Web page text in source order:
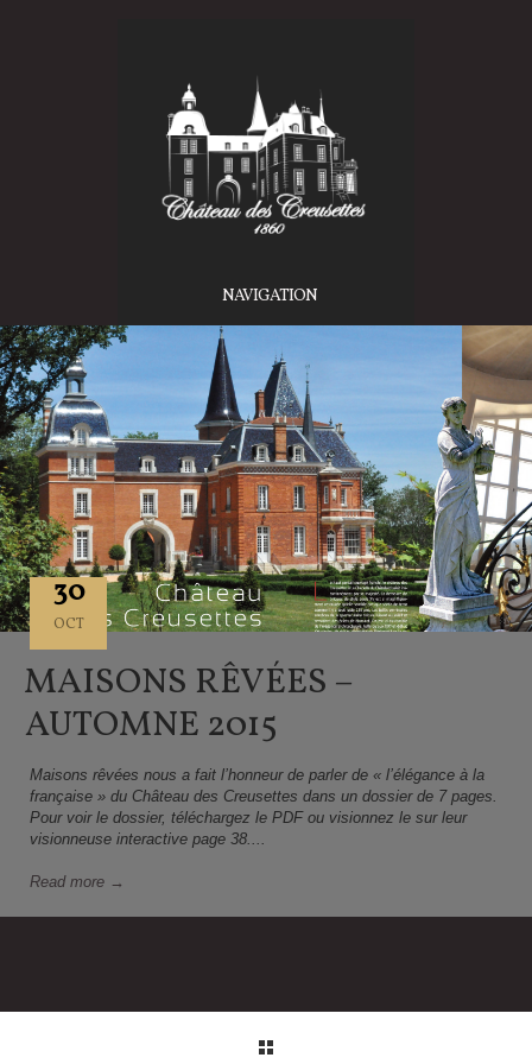
NAVIGATION
30
OCT
MAISONS RÊVÉES –
AUTOMNE 2015
Maisons rêvées nous a fait l’honneur de parler de « l’élégance à la
française » du Château des Creusettes dans un dossier de 7 pages.
Pour voir le dossier, téléchargez le PDF ou visionnez le sur leur
visionneuse interactive page 38....
Read more →